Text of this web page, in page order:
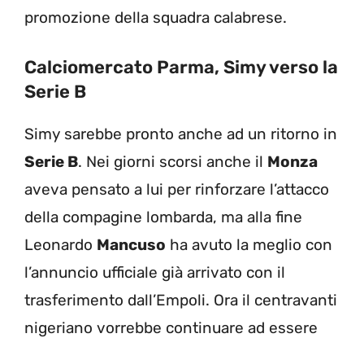
promozione della squadra calabrese.
Calciomercato Parma, Simy verso la
Serie B
Simy sarebbe pronto anche ad un ritorno in
Serie B. Nei giorni scorsi anche il Monza
aveva pensato a lui per rinforzare l’attacco
della compagine lombarda, ma alla fine
Leonardo Mancuso ha avuto la meglio con
l’annuncio ufficiale già arrivato con il
trasferimento dall’Empoli. Ora il centravanti
nigeriano vorrebbe continuare ad essere